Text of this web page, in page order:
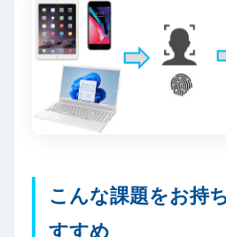
こんな課題をお持
すすめ